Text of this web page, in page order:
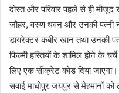
दोस्त और परिवार पहले से ही मौजूद
जौहर, वरुण धवन और उनकी पत्नी
डायरेक्टर कबीर खान तथा उनकी
फिल्मी हस्तियों के शामिल होने के
लिए एक सीक्रेट कोड दिया
सवाई माधोपुर जयपुर से मेहमानों को